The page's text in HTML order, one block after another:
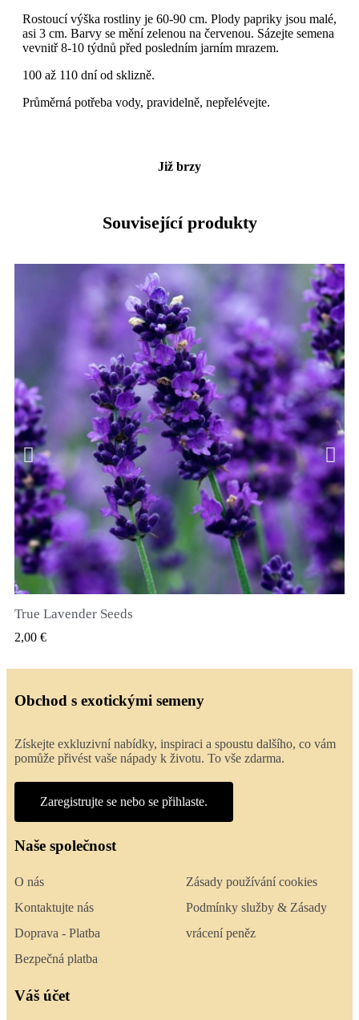
Rostoucí výška rostliny je 60-90 cm. Plody papriky jsou malé,
asi 3 cm. Barvy se mění zelenou na červenou. Sázejte semena
vevnitř 8-10 týdnů před posledním jarním mrazem.
100 až 110 dní od sklizně.
Průměrná potřeba vody, pravidelně, nepřelévejte.
Již brzy
Související produkty
True Lavender Seeds
2,00 €
Obchod s exotickými semeny
Získejte exkluzivní nabídky, inspiraci a spoustu dalšího, co vám
pomůže přivést vaše nápady k životu. To vše zdarma.
Zaregistrujte se nebo se přihlaste.
Naše společnost
O nás
Kontaktujte nás
Doprava - Platba
Bezpečná platba
Zásady používání cookies
Podmínky služby & Zásady
vrácení peněz
Váš účet